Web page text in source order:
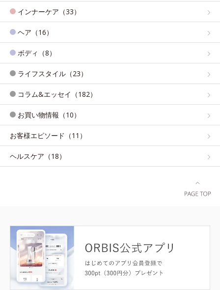
インナーケア（33）
ヘア（16）
ボディ（8）
ライフスタイル（23）
コラム&エッセイ（182）
お買い物情報（10）
お客様エピソード（11）
ヘルスケア（18）